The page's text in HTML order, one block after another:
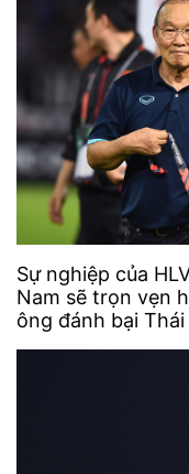
Sự nghiệp của
Nam sẽ trọn vẹn
ông đánh bại